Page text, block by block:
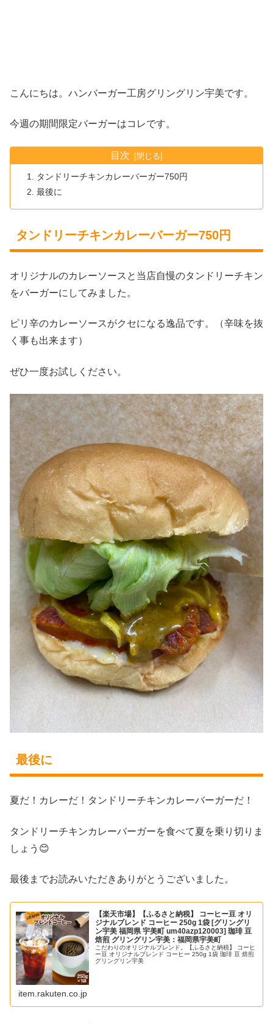
こんにちは。ハンバーガー工房グリングリン宇美です。
今週の期間限定バーガーはコレです。
目次
タンドリーチキンカレーバーガー750円
最後に
タンドリーチキンカレーバーガー750円
オリジナルのカレーソースと当店自慢のタンドリーチキン
をバーガーにしてみました。
ピリ辛のカレーソースがクセになる逸品です。（辛味を抜
く事も出来ます）
ぜひ一度お試しください。
最後に
夏だ！カレーだ！タンドリーチキンカレーバーガーだ！
タンドリーチキンカレーバーガーを食べて夏を乗り切りま
しょう😊
最後までお読みいただきありがとうございました。
【楽天市場】【ふるさと納税】 コーヒー豆 オリ
ジナルブレンド コーヒー 250g 1袋 [グリングリ
ン宇美 福岡県 宇美町 um40azp120003] 珈琲 豆
焙煎 グリングリン宇美：福岡県宇美町
こだわりのオリジナルブレンド。【ふるさと納税】 コーヒ
ー豆 オリジナルブレンド コーヒー 250g 1袋 珈琲 豆 焙煎
グリングリン宇美
item.rakuten.co.jp